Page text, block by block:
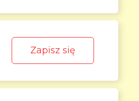
Zapisz się